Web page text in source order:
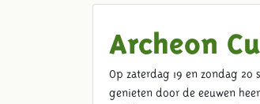
Archeon
Op zaterdag 19 en zondag
genieten door de eeuwen